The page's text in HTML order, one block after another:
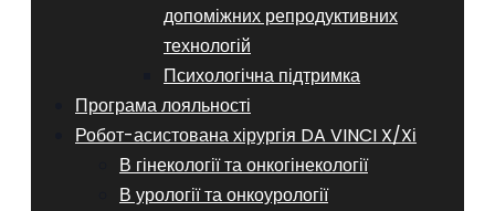
допоміжних репродуктивних
технологій
​​Психологічна підтримка
Програма лояльності
Робот-асистована хірургія DA VINCI X/Xі
В гінекології та онкогінекології
В урології та онкоурології